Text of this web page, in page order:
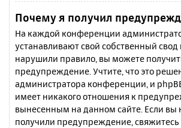
Почему я получил
На каждой конференции
устанавливают свой собственный
нарушили правило, вы можете
предупреждение. Учтите, что это
администратора конференции, и
имеет никакого отношения к
вынесенным на данном сайте. Если вы
получили предупреждение, свяжитесь